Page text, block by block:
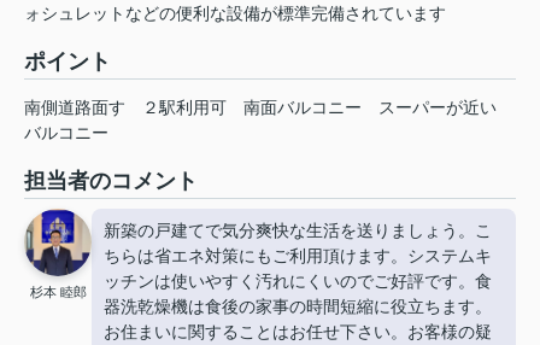
ォシュレットなどの便利な設備が標準完備されています
ポイント
南側道路面す ２駅利用可 南面バルコニー
スーパーが近い
バルコニー
担当者のコメント
杉本 睦郎
新築の戸建てで気分爽快な生活を送りましょう。こ
ちらは省エネ対策にもご利用頂けます。システムキ
ッチンは使いやすく汚れにくいのでご好評です。食
器洗乾燥機は食後の家事の時間短縮に役立ちます。
お住まいに関することはお任せ下さい。お客様の疑